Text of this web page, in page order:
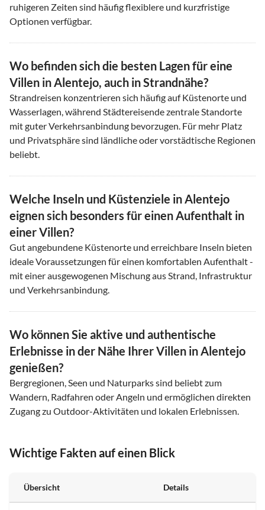
ruhigeren Zeiten sind häufig flexiblere und kurzfristige
Optionen verfügbar.
Wo befinden sich die besten Lagen für eine
Villen in Alentejo, auch in Strandnähe?
Strandreisen konzentrieren sich häufig auf Küstenorte und
Wasserlagen, während Städtereisende zentrale Standorte
mit guter Verkehrsanbindung bevorzugen. Für mehr Platz
und Privatsphäre sind ländliche oder vorstädtische Regionen
beliebt.
Welche Inseln und Küstenziele in Alentejo
eignen sich besonders für einen Aufenthalt in
einer Villen?
Gut angebundene Küstenorte und erreichbare Inseln bieten
ideale Voraussetzungen für einen komfortablen Aufenthalt -
mit einer ausgewogenen Mischung aus Strand, Infrastruktur
und Verkehrsanbindung.
Wo können Sie aktive und authentische
Erlebnisse in der Nähe Ihrer Villen in Alentejo
genießen?
Bergregionen, Seen und Naturparks sind beliebt zum
Wandern, Radfahren oder Angeln und ermöglichen direkten
Zugang zu Outdoor-Aktivitäten und lokalen Erlebnissen.
Wichtige Fakten auf einen Blick
Übersicht Details